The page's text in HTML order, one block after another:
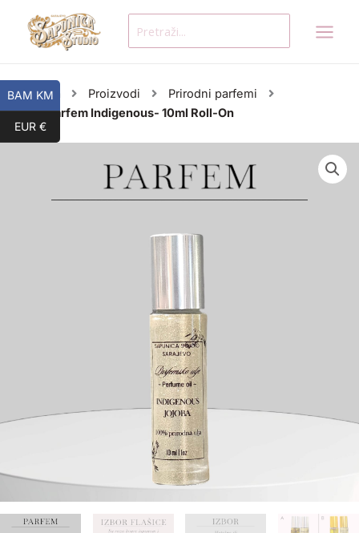
content
for:
Početna Proizvodi
Prirodni parfemi
Prirodni Parfem Indigenous- 10ml Roll-On
BAM KM
EUR €